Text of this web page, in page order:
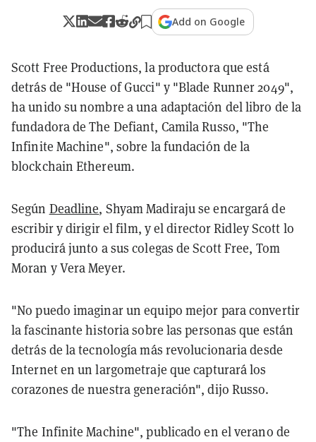
Add on Google
Scott Free Productions, la productora que está
detrás de "House of Gucci" y "Blade Runner 2049",
ha unido su nombre a una adaptación del libro de la
fundadora de The Defiant, Camila Russo, "The
Infinite Machine", sobre la fundación de la
blockchain Ethereum.
Según Deadline, Shyam Madiraju se encargará de
escribir y dirigir el film, y el director Ridley Scott lo
producirá junto a sus colegas de Scott Free, Tom
Moran y Vera Meyer.
"No puedo imaginar un equipo mejor para convertir
la fascinante historia sobre las personas que están
detrás de la tecnología más revolucionaria desde
Internet en un largometraje que capturará los
corazones de nuestra generación", dijo Russo.
"The Infinite Machine", publicado en el verano de